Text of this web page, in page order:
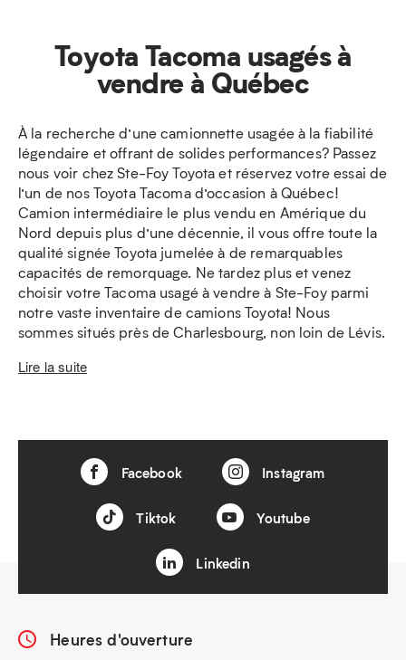
Toyota Tacoma usagés à
vendre à Québec
À la recherche d’une camionnette usagée à la fiabilité
légendaire et offrant de solides performances? Passez
nous voir chez Ste-Foy Toyota et réservez votre essai de
l’un de nos Toyota Tacoma d’occasion à Québec!
Camion intermédiaire le plus vendu en Amérique du
Nord depuis plus d’une décennie, il vous offre toute la
qualité signée Toyota jumelée à de remarquables
capacités de remorquage. Ne tardez plus et venez
choisir votre Tacoma usagé à vendre à Ste-Foy parmi
notre vaste inventaire de camions Toyota! Nous
sommes situés près de Charlesbourg, non loin de Lévis.
Lire la suite
Facebook Instagram
Tiktok Youtube
Linkedin
Heures d'ouverture